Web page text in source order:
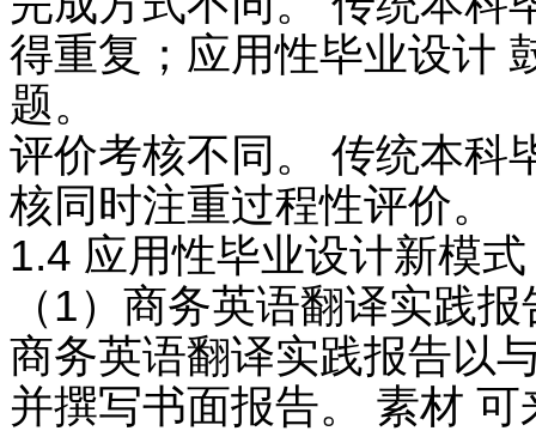
得重复；应用性毕业设计
题。
评价考核不同。 传统本科
核同时注重过程性评价。
1.4 应用性毕业设计新模式
（1）商务英语翻译实践报
商务英语翻译实践报告以
并撰写书面报告。 素材